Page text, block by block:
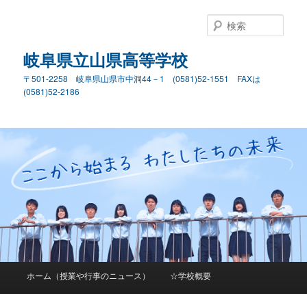
岐阜県立山県高等学校
〒501-2258 岐阜県山県市中洞44－1 (0581)52-1551 FAXは
(0581)52-2186
索
メ
サ
ホーム（授業や行事のニュース） ☆学校概要